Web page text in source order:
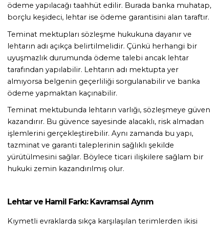
ödeme yapılacağı taahhüt edilir. Burada banka muhatap,
borçlu keşideci, lehtar ise ödeme garantisini alan taraftır.
Teminat mektupları sözleşme hukukuna dayanır ve
lehtarın adı açıkça belirtilmelidir. Çünkü herhangi bir
uyuşmazlık durumunda ödeme talebi ancak lehtar
tarafından yapılabilir. Lehtarın adı mektupta yer
almıyorsa belgenin geçerliliği sorgulanabilir ve banka
ödeme yapmaktan kaçınabilir.
Teminat mektubunda lehtarın varlığı, sözleşmeye güven
kazandırır. Bu güvence sayesinde alacaklı, risk almadan
işlemlerini gerçekleştirebilir. Aynı zamanda bu yapı,
tazminat ve garanti taleplerinin sağlıklı şekilde
yürütülmesini sağlar. Böylece ticari ilişkilere sağlam bir
hukuki zemin kazandırılmış olur.
Lehtar ve Hamil Farkı: Kavramsal Ayrım
Kıymetli evraklarda sıkça karşılaşılan terimlerden ikisi